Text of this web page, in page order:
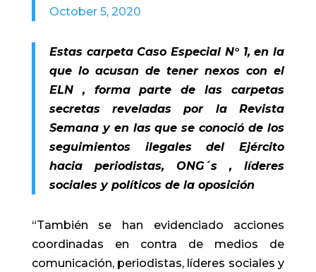
October 5, 2020
Estas carpeta Caso Especial N° 1, en la
que lo acusan de tener nexos con el
ELN , forma parte de las carpetas
secretas reveladas por la Revista
Semana y en las que se conoció de los
seguimientos ilegales del Ejército
hacia periodistas, ONG´s , líderes
sociales y políticos de la oposición
“También se han evidenciado acciones
coordinadas en contra de medios de
comunicación, periodistas, líderes sociales y